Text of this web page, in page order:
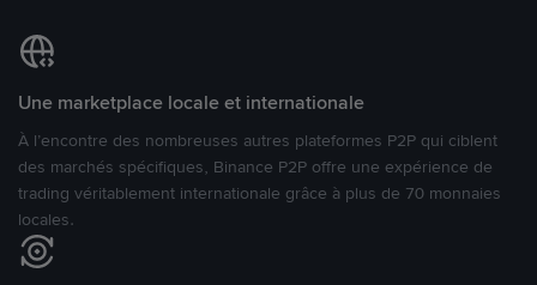
Une marketplace locale et internationale
À l’encontre des nombreuses autres plateformes P2P qui ciblent
des marchés spécifiques, Binance P2P offre une expérience de
trading véritablement internationale grâce à plus de 70 monnaies
locales.